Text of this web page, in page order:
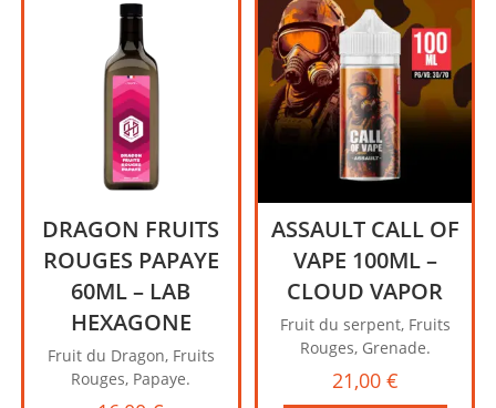
DRAGON FRUITS
ROUGES PAPAYE
60ML – LAB
HEXAGONE
Fruit du Dragon, Fruits
Rouges, Papaye.
ASSAULT CALL OF
VAPE 100ML –
CLOUD VAPOR
Fruit du serpent, Fruits
Rouges, Grenade.
21,00 €